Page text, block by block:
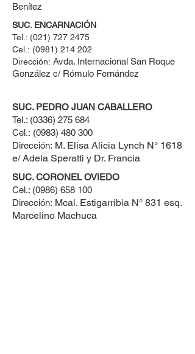
Benítez
SUC. ENCARNACIÓN
Tel.: (021) 727 2475
Cel.: (0981) 214 202
Dirección: Avda. Internacional San Roque
González c/ Rómulo Fernández
SUC. PEDRO JUAN CABALLERO
Tel.: (0336) 275 684
Cel.: (0983) 480 300
Dirección: M. Elisa Alicia Lynch N° 1618
e/ Adela Speratti y Dr. Francia
SUC. CORONEL OVIEDO
Cel.: (0986) 658 100
Dirección: Mcal. Estigarribia N° 831 esq.
Marcelino Machuca